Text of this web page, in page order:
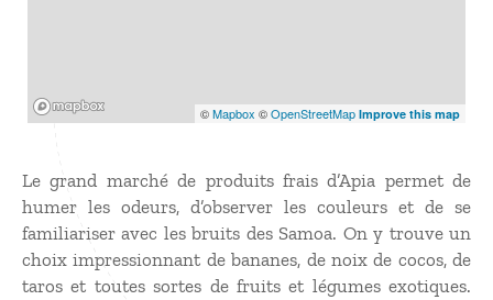
©Mapbox ©OpenStreetMap Improve this map
Le grand marché de produits frais d’Apia permet de
humer les odeurs, d’observer les couleurs et de se
familiariser avec les bruits des Samoa. On y trouve un
choix impressionnant de bananes, de noix de cocos, de
taros et toutes sortes de fruits et légumes exotiques.